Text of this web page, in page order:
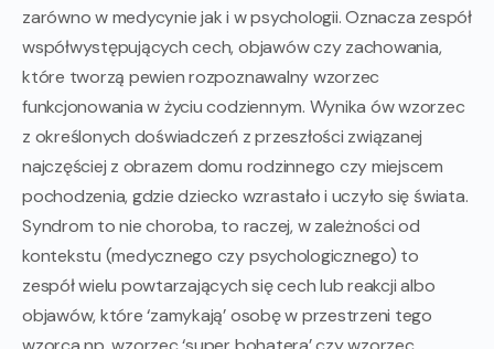
zarówno w medycynie jak i w psychologii. Oznacza zespół
współwystępujących cech, objawów czy zachowania,
które tworzą pewien rozpoznawalny wzorzec
funkcjonowania w życiu codziennym. Wynika ów wzorzec
z określonych doświadczeń z przeszłości związanej
najczęściej z obrazem domu rodzinnego czy miejscem
pochodzenia, gdzie dziecko wzrastało i uczyło się świata.
Syndrom to nie choroba, to raczej, w zależności od
kontekstu (medycznego czy psychologicznego) to
zespół wielu powtarzających się cech lub reakcji albo
objawów, które ‘zamykają’ osobę w przestrzeni tego